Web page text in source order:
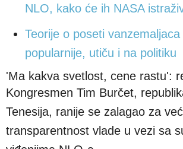
NLO, kako će ih NASA
Teorije o poseti
popularnije, utiču i na politiku
'Ma kakva svetlost, cene rastu':
Kongresmen Tim Burčet,
Tenesija, ranije se zalagao za
transparentnost vlade u vezi sa